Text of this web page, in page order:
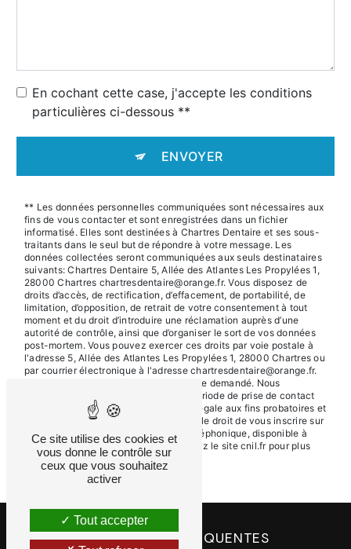
En cochant cette case, j'accepte les conditions
particulières ci-dessous **
ENVOYER
** Les données personnelles communiquées sont nécessaires aux
fins de vous contacter et sont enregistrées dans un fichier
informatisé. Elles sont destinées à Chartres Dentaire et ses sous-
traitants dans le seul but de répondre à votre message. Les
données collectées seront communiquées aux seuls destinataires
suivants: Chartres Dentaire 5, Allée des Atlantes Les Propylées 1,
28000 Chartres chartresdentaire@orange.fr. Vous disposez de
droits d’accès, de rectification, d’effacement, de portabilité, de
limitation, d’opposition, de retrait de votre consentement à tout
moment et du droit d’introduire une réclamation auprès d’une
autorité de contrôle, ainsi que d’organiser le sort de vos données
post-mortem. Vous pouvez exercer ces droits par voie postale à
l'adresse 5, Allée des Atlantes Les Propylées 1, 28000 Chartres ou
par courrier électronique à l'adresse chartresdentaire@orange.fr.
Un justificatif d'identité pourra vous être demandé. Nous
conservons vos données pendant la période de prise de contact
puis pendant la durée de prescription légale aux fins probatoires et
de gestion des contentieux. Vous avez le droit de vous inscrire sur
la liste d'opposition au démarchage téléphonique, disponible à
cette adresse:Bloctel.gouv.fr. Consultez le site cnil.fr pour plus
d’informations sur vos droits.
RECHERCHES FRÉQUENTES
Ce site utilise des cookies et
vous donne le contrôle sur
ceux que vous souhaitez
activer
Tout accepter